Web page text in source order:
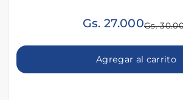
Gs. 27.000Gs.
Agregar al carrito